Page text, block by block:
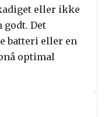
eller ikke
Det
batteri eller en
optimal